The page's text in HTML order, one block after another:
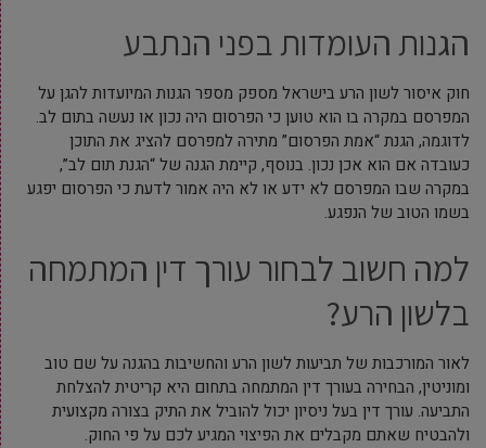
הגנות העומדות בפני הנתבע
חוק איסור לשון הרע בישראל מספק מספר הגנות המיועדות להגן על
המפרסם במקרה בו הוא טוען כי הפרסום היה נכון או נעשה בתום לב.
לדוגמה, הגנת “אמת הפרסום” מתירה למפרסם להציג את התוכן
כעובדה אם הוא אכן נכון. בנוסף, קיימת הגנה של “הגנת תום לב”,
במקרה שבו המפרסם לא ידע או לא היה אמור לדעת כי הפרסום יפגע
בשמו הטוב של הנפגע.
למה חשוב לבחור עורך דין המתמחה
בלשון הרע?
לאור המורכבות של תביעות לשון הרע והחשיבות בהגנה על שם טוב
ומוניטין, הבחירה בעורך דין המתמחה בתחום היא קריטית להצלחת
התביעה. עורך דין בעל ניסיון יכול להוביל את התיק בצורה מקצועית
ולהבטיח שאתם מקבלים את הפיצוי המגיע לכם על פי החוק.